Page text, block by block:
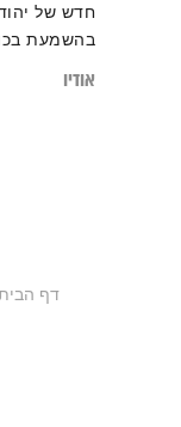
חדש של
בהשמעת
אודיו
דף